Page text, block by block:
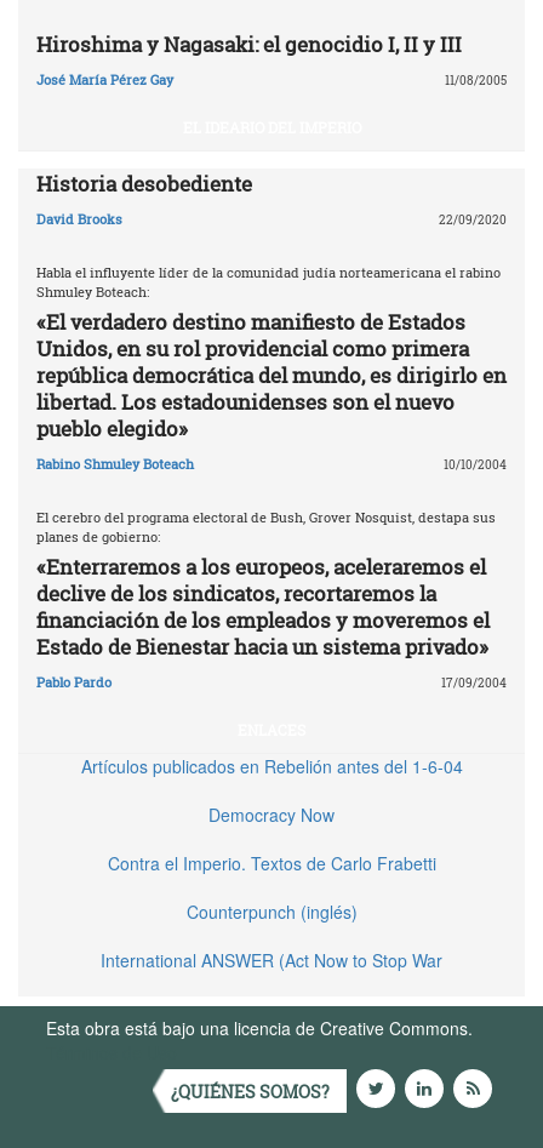
Hiroshima y Nagasaki: el genocidio I, II y III
José María Pérez Gay 11/08/2005
Historia desobediente
David Brooks 22/09/2020
Habla el influyente líder de la comunidad judía norteamericana el rabino
Shmuley Boteach:
«El verdadero destino manifiesto de Estados
Unidos, en su rol providencial como primera
república democrática del mundo, es dirigirlo en
libertad. Los estadounidenses son el nuevo
pueblo elegido»
Rabino Shmuley Boteach 10/10/2004
El cerebro del programa electoral de Bush, Grover Nosquist, destapa sus
planes de gobierno:
«Enterraremos a los europeos, aceleraremos el
declive de los sindicatos, recortaremos la
financiación de los empleados y moveremos el
Estado de Bienestar hacia un sistema privado»
Pablo Pardo 17/09/2004
Artículos publicados en Rebelión antes del 1-6-04
Democracy Now
Contra el Imperio. Textos de Carlo Frabetti
Counterpunch (inglés)
International ANSWER (Act Now to Stop War
Esta obra está bajo una licencia de Creative Commons.
¿QUIÉNES SOMOS?